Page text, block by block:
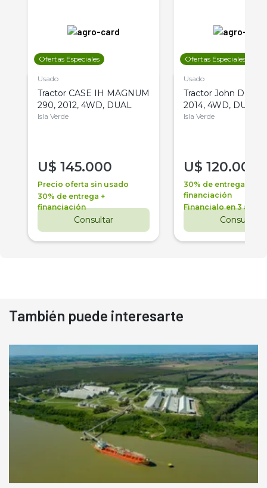
Ofertas Especiales
Usado
Tractor CASE IH MAGNUM
290, 2012, 4WD, DUAL
Isla Verde
U$ 145.000
Precio oferta sin usado
30% de entrega +
financiación
Consultar
Ofertas Especiales
Usado
Tractor John Deere
2014, 4WD, DUAL
Isla Verde
U$ 120.000
30% de entrega +
financiación
Financialo en 3 años
Consultar
También puede interesarte